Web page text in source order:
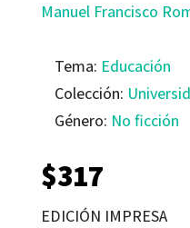
Manuel Francisco
Tema: Educación
Colección:
Género: No ficción
$317
EDICIÓN IMPRESA